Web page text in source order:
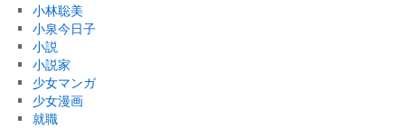
小林聡美
小泉今日子
小説
小説家
少女マンガ
少女漫画
就職